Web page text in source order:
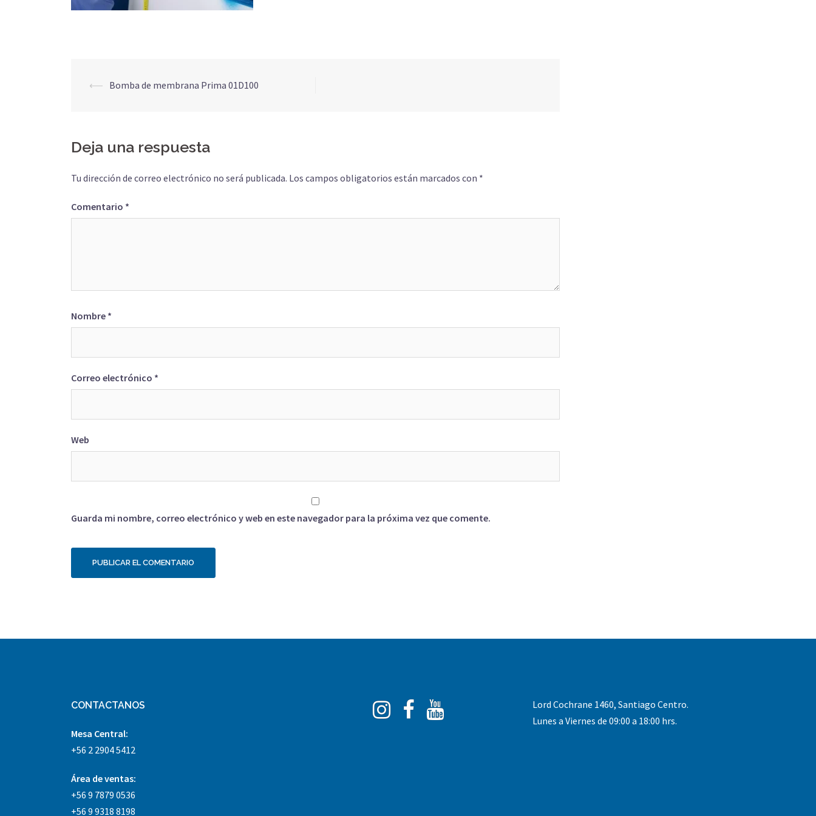
Navegación
⟵ Bomba de membrana Prima 01D100
Deja una respuesta
Tu dirección de correo electrónico no será publicada. Los campos obligatorios están marcados con *
Comentario *
Nombre *
Correo electrónico *
Web
Guarda mi nombre, correo electrónico y web en este navegador para la próxima vez que comente.
CONTACTANOS
Mesa Central:
+56 2 2904 5412
Área de ventas:
+56 9 7879 0536
+56 9 9318 8198
Instagram
Facebook
Tube
Lord Cochrane 1460, Santiago Centro.
Lunes a Viernes de 09:00 a 18:00 hrs.